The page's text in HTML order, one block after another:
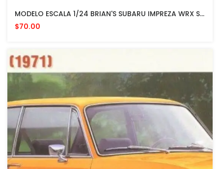
MODELO ESCALA 1/24 BRIAN'S SUBARU IMPREZA WRX STI
$70.00